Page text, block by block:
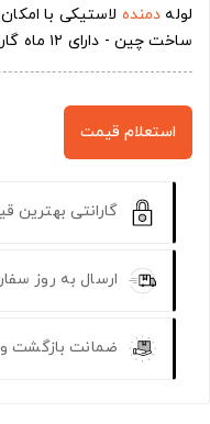
لوله دمنده لاستیکی با
ساخت چین - دارای ۱۲ ماه گارانتی
استعلام قیمت
گارانتی
ارسال به روز
ضمانت بازگشت